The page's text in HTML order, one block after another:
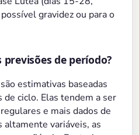
gravidez ou para o
de período?
estimativas baseadas
ciclo. Elas tendem a ser
e mais dados de
altamente variáveis, as